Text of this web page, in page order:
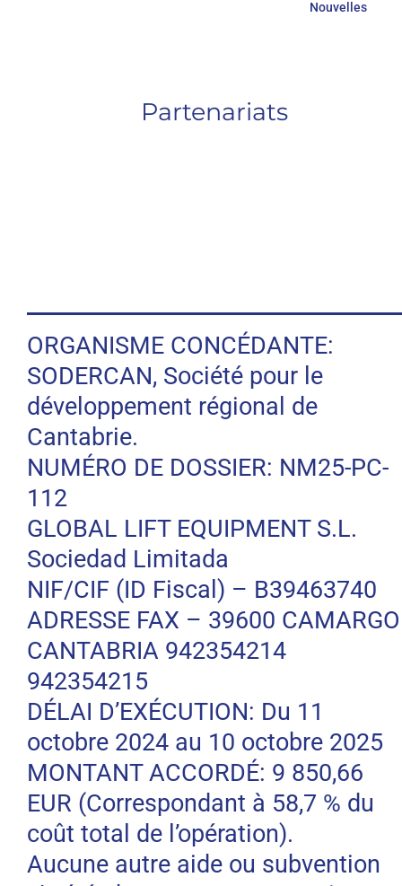
Nouvelles
Partenariats
ORGANISME CONCÉDANTE:
SODERCAN, Société pour le
développement régional de
Cantabrie.
NUMÉRO DE DOSSIER: NM25-PC-
112
GLOBAL LIFT EQUIPMENT S.L.
Sociedad Limitada
NIF/CIF (ID Fiscal) – B39463740
ADRESSE FAX – 39600 CAMARGO
CANTABRIA 942354214
942354215
DÉLAI D’EXÉCUTION: Du 11
octobre 2024 au 10 octobre 2025
MONTANT ACCORDÉ: 9 850,66
EUR (Correspondant à 58,7 % du
coût total de l’opération).
Aucune autre aide ou subvention